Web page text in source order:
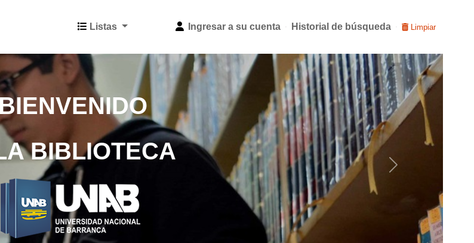
Listas Ingresar a su cuenta Historial de búsqueda Limpiar
BIBLIOTECA
Next